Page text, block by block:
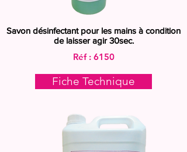
Savon désinfectant pour les mains à condition
de laisser agir 30sec.
Réf : 6150
Fiche Technique